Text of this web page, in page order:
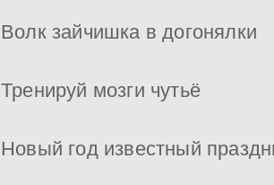
Волк зайчишка в догонялки
Тренируй мозги чутьё
Новый год известный